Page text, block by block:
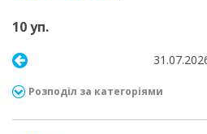
10 уп.
Розподіл за категоріями